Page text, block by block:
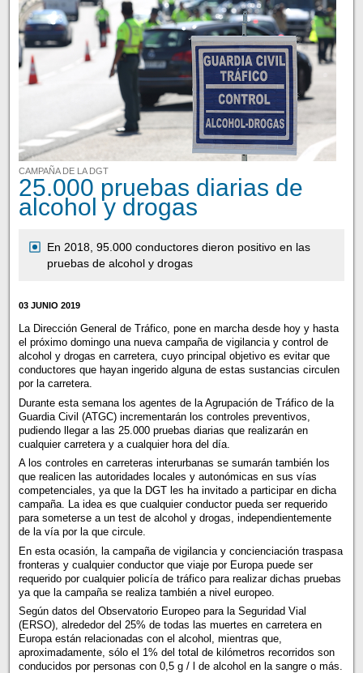
CAMPAÑA DE LA DGT
25.000 pruebas diarias de
alcohol y drogas
En 2018, 95.000 conductores dieron positivo en las
pruebas de alcohol y drogas
03 JUNIO 2019
La Dirección General de Tráfico, pone en marcha desde hoy y hasta
el próximo domingo una nueva campaña de vigilancia y control de
alcohol y drogas en carretera, cuyo principal objetivo es evitar que
conductores que hayan ingerido alguna de estas sustancias circulen
por la carretera.
Durante esta semana los agentes de la Agrupación de Tráfico de la
Guardia Civil (ATGC) incrementarán los controles preventivos,
pudiendo llegar a las 25.000 pruebas diarias que realizarán en
cualquier carretera y a cualquier hora del día.
A los controles en carreteras interurbanas se sumarán también los
que realicen las autoridades locales y autonómicas en sus vías
competenciales, ya que la DGT les ha invitado a participar en dicha
campaña. La idea es que cualquier conductor pueda ser requerido
para someterse a un test de alcohol y drogas, independientemente
de la vía por la que circule.
En esta ocasión, la campaña de vigilancia y concienciación traspasa
fronteras y cualquier conductor que viaje por Europa puede ser
requerido por cualquier policía de tráfico para realizar dichas pruebas
ya que la campaña se realiza también a nivel europeo.
Según datos del Observatorio Europeo para la Seguridad Vial
(ERSO), alrededor del 25% de todas las muertes en carretera en
Europa están relacionadas con el alcohol, mientras que,
aproximadamente, sólo el 1% del total de kilómetros recorridos son
conducidos por personas con 0,5 g / l de alcohol en la sangre o más.